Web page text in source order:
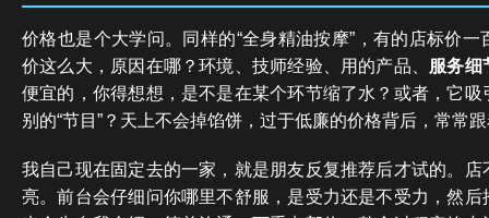
价格也是个大学问。同样的“全身精油按摩”，有的店标价
价这么大，原因在哪？环境、技师经验、用的产品、 服务细
便宜的，你得想想，是不是在某个环节缩了水？或者，它
别的“节目”？天上不会掉馅饼，过于低廉的价格背后，常常
我自己现在固定去的一家，就是朋友反复推荐后才试的。
亮。前台会仔细问你哪里不舒服，是受力还是不受力，然